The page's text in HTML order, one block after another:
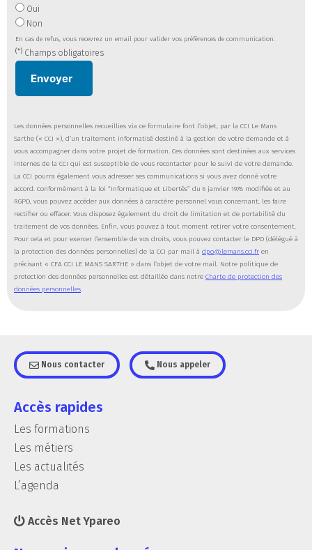
Oui
Non
En cas de refus, vous recevrez un email pour valider vos préférences de communication.
(*) Champs obligatoires
Envoyer
Les données personnelles recueillies via ce formulaire font l’objet, par la CCI Le Mans
Sarthe (« CCI »), d’un traitement informatisé destiné à la gestion de votre demande et à
vous accompagner dans votre projet de formation. Ces données sont destinées aux services
internes de la CCI qui est susceptible de vous recontacter pour le suivi de votre demande.
La CCI pourra également vous adresser ses communications si vous avez donné votre
accord. Conformément à la loi “Informatique et Libertés” du 6 janvier 1978 modifiée et au
RGPD, vous pouvez accéder aux données à caractère personnel vous concernant, les faire
rectifier ou effacer. Vous disposez également du droit de limitation et de portabilité du
traitement de vos données. Enfin, vous pouvez à tout moment retirer votre consentement.
Pour cela et pour exercer l’ensemble de vos droits, vous pouvez contacter le DPO (délégué à
la protection des données personnelles) de la CCI par mail à dpo@lemans.cci.fr en
précisant « CFA CCI LE MANS SARTHE » dans l’objet de votre mail. Notre politique de
protection des données personnelles est détaillée dans notre Charte de protection des
données personnelles.
Nous contacter Nous appeler
Accès rapides
Les formations
Les métiers
Les actualités
L’agenda
Accès Net Ypareo